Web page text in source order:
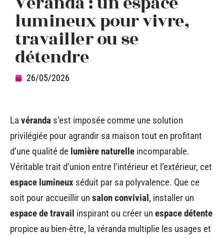
lumineux pour vivre,
travailler ou se
détendre
26/05/2026
La véranda s’est imposée comme une solution
privilégiée pour agrandir sa maison tout en profitant
d’une qualité de lumière naturelle incomparable.
Véritable trait d’union entre l’intérieur et l’extérieur, cet
espace lumineux séduit par sa polyvalence. Que ce
soit pour accueillir un salon convivial, installer un
espace de travail inspirant ou créer un espace détente
propice au bien-être, la véranda multiplie les usages et